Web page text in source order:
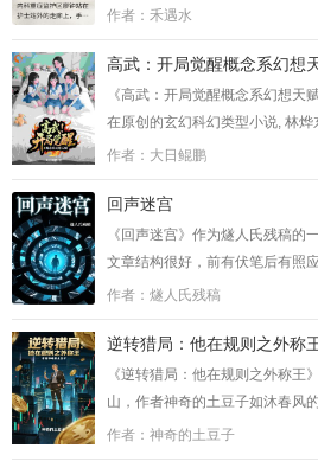
清流。精彩内容推荐：指尖碰到
有一块没擦净的血迹。2卜卦奇缘
兜里又震……...
作者：禾遇水
高武：开局觉醒概念系幻想
《高武：开局觉醒概念系幻想天
在原创的玄幻科幻类型小说, 林烨
武：开局觉醒概念系幻想天赋！
超越了幻想天赋目前的极限。”随
能手段，扫描自己的身体，他
作者：大日鲲鹏
回声迷宫
《回声迷宫》作为燧人氏残稿的
文章结构很好，前有伏笔后有照
行为活灵活现，思路新奇，主要
骨。其中一张椅子空着，椅背贴
「那是我的位置。」苏鹤……...
作者：燧人氏残稿
逆转猎局：他在规则之外称
《逆转猎局：他在规则之外称王
山，作者神奇的土豆子如沐春风
情节环环相扣，下面就给各位介
作者：神奇的土豆子